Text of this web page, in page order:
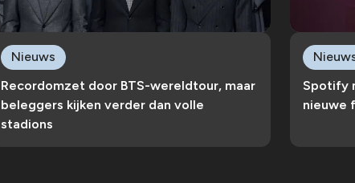
Recordomzet door BTS-wereldtour, maar
beleggers kijken verder dan volle
stadions
Nieuws
Spotify
nieuwe